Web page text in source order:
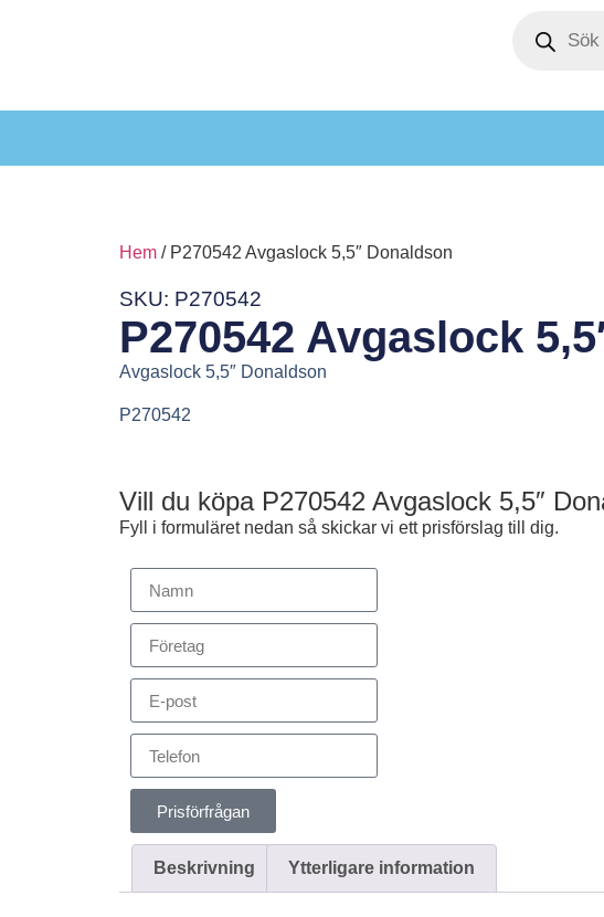
Hem/ P270542 Avgaslock 5,5″ Donaldson
SKU: P270542
P270542 Avgaslock
Avgaslock 5,5″ Donaldson
P270542
Vill du köpa P270542 Avgaslock 5,5″
Fyll i formuläret nedan så skickar vi ett prisförslag till dig.
Prisförfrågan
Beskrivning Ytterligare information